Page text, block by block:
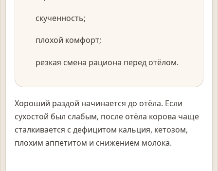
скученность;
плохой комфорт;
резкая смена рациона перед отёлом.
Хороший раздой начинается до отёла. Если
сухостой был слабым, после отёла корова чаще
сталкивается с дефицитом кальция, кетозом,
плохим аппетитом и снижением молока.